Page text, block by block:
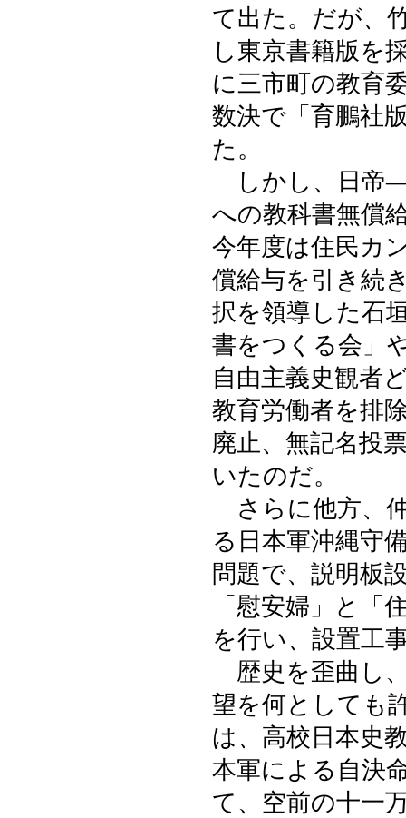
て出た。だが、
し東京書籍版を
に三市町の教育
数決で「育鵬社
た。
しかし、日帝―
への教科書無償
今年度は住民カ
償給与を引き続
択を領導した石
書をつくる会」
自由主義史観者
教育労働者を排
廃止、無記名投
いたのだ。
さらに他方、
る日本軍沖縄守
問題で、説明板
「慰安婦」と「
を行い、設置工
歴史を歪曲し
望を何としても
は、高校日本史
本軍による自決
て、空前の十一